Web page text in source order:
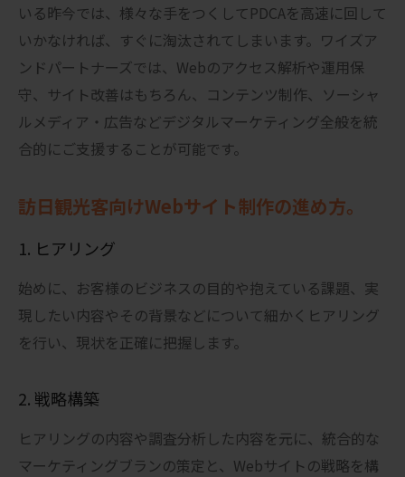
いる昨今では、様々な手をつくしてPDCAを高速に回して
いかなければ、すぐに淘汰されてしまいます。ワイズア
ンドパートナーズでは、Webのアクセス解析や運用保
守、サイト改善はもちろん、コンテンツ制作、ソーシャ
ルメディア・広告などデジタルマーケティング全般を統
合的にご支援することが可能です。
訪日観光客向けWebサイト制作の進め方。
1. ヒアリング
始めに、お客様のビジネスの目的や抱えている課題、実
現したい内容やその背景などについて細かくヒアリング
を行い、現状を正確に把握します。
2. 戦略構築
ヒアリングの内容や調査分析した内容を元に、統合的な
マーケティングブランの策定と、Webサイトの戦略を構